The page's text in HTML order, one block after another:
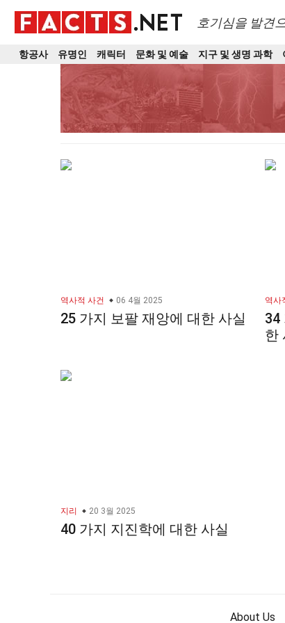
호기심을 발견
항공사 유명인 캐릭터 문화 및 예술 지구 및 생명 과학
역사적 사건 06 4월 2025
25 가지 보팔 재앙에 대한 사실
역사
34
한
지리 20 3월 2025
40 가지 지진학에 대한 사실
About Us